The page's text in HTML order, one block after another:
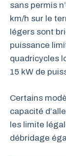
sans permis
km/h sur le
légers sont
puissance
quadricycles
15 kW de
Certains
capacité
les limite
débridage